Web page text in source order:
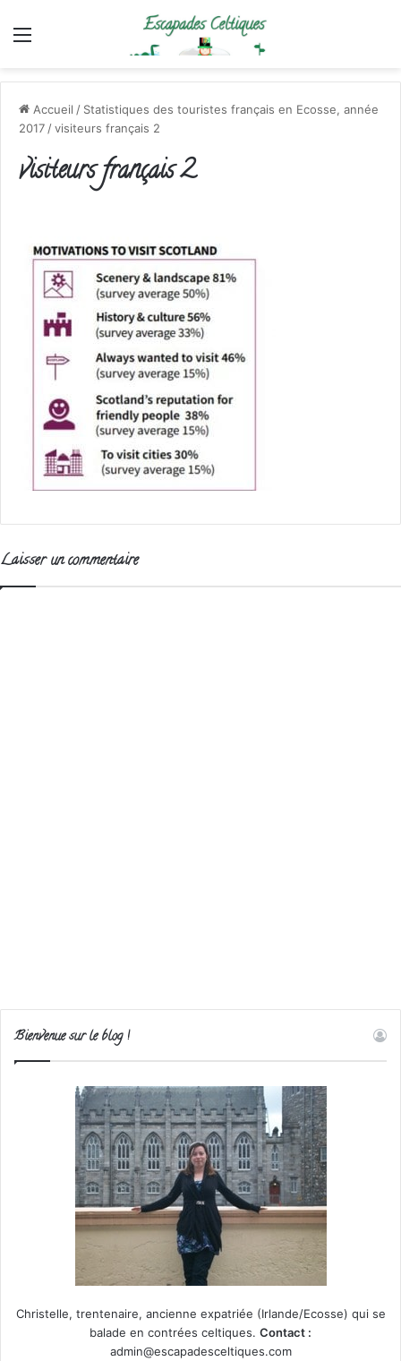
Menu
Accueil / Statistiques des touristes français en Ecosse, année
2017 /visiteurs français 2
visiteurs français 2
Laisser un commentaire
Bienvenue sur le blog !
Christelle, trentenaire, ancienne expatriée (Irlande/Ecosse) qui se
balade en contrées celtiques. Contact :
admin@escapadesceltiques.com